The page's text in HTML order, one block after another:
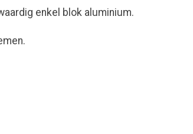
enkel blok aluminium.